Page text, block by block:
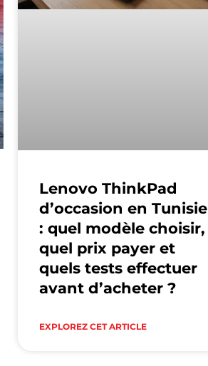
Lenovo ThinkPad
d’occasion en Tunisie
: quel modèle choisir,
quel prix payer et
quels tests effectuer
avant d’acheter ?
EXPLOREZ CET ARTICLE